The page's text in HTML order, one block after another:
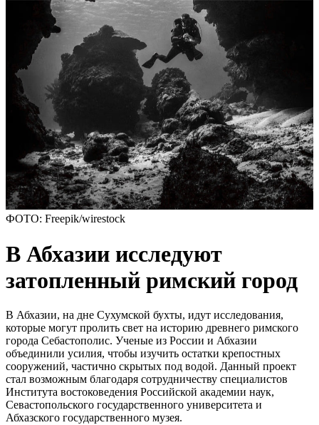
ФОТО: Freepik/wirestock
В Абхазии исследуют
затопленный римский город
В Абхазии, на дне Сухумской бухты, идут исследования,
которые могут пролить свет на историю древнего римского
города Себастополис. Ученые из России и Абхазии
объединили усилия, чтобы изучить остатки крепостных
сооружений, частично скрытых под водой. Данный проект
стал возможным благодаря сотрудничеству специалистов
Института востоковедения Российской академии наук,
Севастопольского государственного университета и
Абхазского государственного музея.